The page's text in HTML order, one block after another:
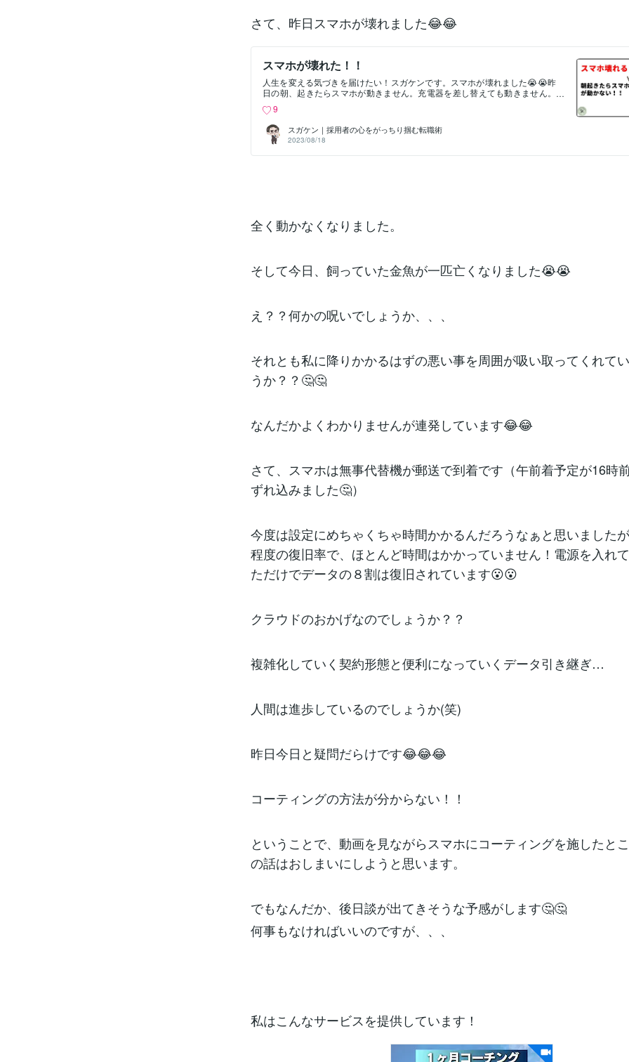
さて、昨日スマホが壊れました😂😂
スマホが壊れた！！
人生を変える気づきを届けたい！スガケンです。スマホが壊れました😭😭昨
日の朝、起きたらスマホが動きません。充電器を差し替えても動きません。
かかるんだろなー、塩対応されたらどうしよう(笑)そんなことを考えながらシ
ョップに向かいました！……店内はあまり混んでいない！すぐ話を聞いても
らえましたが、確認しますと言われスマホがつれていかれました😭あ、この
パターンは長くなるやつだなとこの時点で覚悟！そして店内が寒い🥶🥶冷房
の風が直接あたらない場所に避難して待ちます。。長くなりそうなのを覚悟
（タダじゃないんかい🤔）問題は電源が入らない為現状データのサルベージ
が出来ない点。修理だと内部データが吹っ飛ぶとのこと。正確には消失する
ないものもあったため、交換かクレジット補償の選択に…さてどうしようか
な。最近の傾向（もう何年も前からだと思いますが）として、一つのスマホ
9
スガケン｜採用者の心をがっちり掴む転職術
2023/08/18
全く動かなくなりました。
そして今日、飼っていた金魚が一匹亡くなりました😭😭
え？？何かの呪いでしょうか、、、
それとも私に降りかかるはずの悪い事を周囲が吸い取ってくれて
うか？？🤔🤔
なんだかよくわかりませんが連発しています😂😂
さて、スマホは無事代替機が郵送で到着です（午前着予定が16時
ずれ込みました🤔）
今度は設定にめちゃくちゃ時間かかるんだろうなぁと思いました
程度の復旧率で、ほとんど時間はかかっていません！電源を入れ
ただけでデータの８割は復旧されています😮😮
クラウドのおかげなのでしょうか？？
複雑化していく契約形態と便利になっていくデータ引き継ぎ…
人間は進歩しているのでしょうか(笑)
昨日今日と疑問だらけです😂😂😂
コーティングの方法が分からない！！
ということで、動画を見ながらスマホにコーティングを施したと
の話はおしまいにしようと思います。
でもなんだか、後日談が出てきそうな予感がします🤔🤔
何事もなければいいのですが、、、
私はこんなサービスを提供しています！